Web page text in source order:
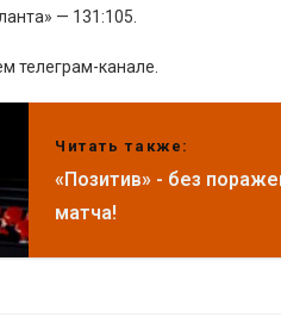
— 131:105.
телеграм-канале.
Читать также:
«Позитив» - без
матча!